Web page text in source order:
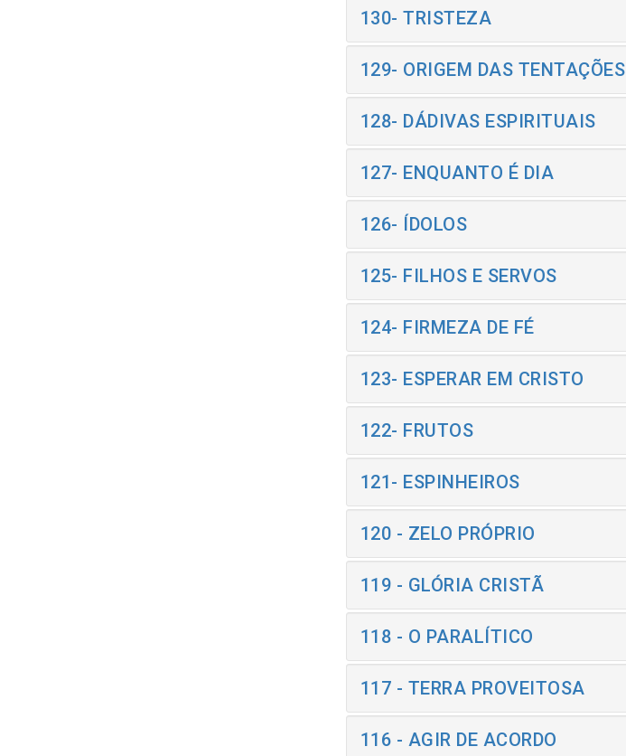
130- TRISTEZA
129- ORIGEM DAS TENTAÇÕES
128- DÁDIVAS ESPIRITUAIS
127- ENQUANTO É DIA
126- ÍDOLOS
125- FILHOS E SERVOS
124- FIRMEZA DE FÉ
123- ESPERAR EM CRISTO
122- FRUTOS
121- ESPINHEIROS
120 - ZELO PRÓPRIO
119 - GLÓRIA CRISTÃ
118 - O PARALÍTICO
117 - TERRA PROVEITOSA
116 - AGIR DE ACORDO